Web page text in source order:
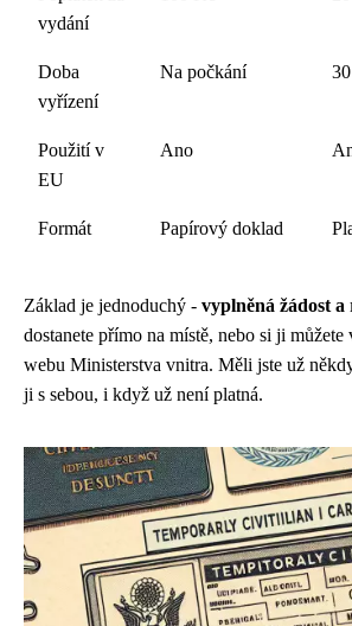
vydání
Doba
vyřízení
Na počkání
Použití v
EU
Ano
Formát Papírový doklad
Základ je jednoduchý - vyplněná žádost
dostanete přímo na místě, nebo si ji
webu Ministerstva vnitra. Měli jste už
ji s sebou, i když už není platná.